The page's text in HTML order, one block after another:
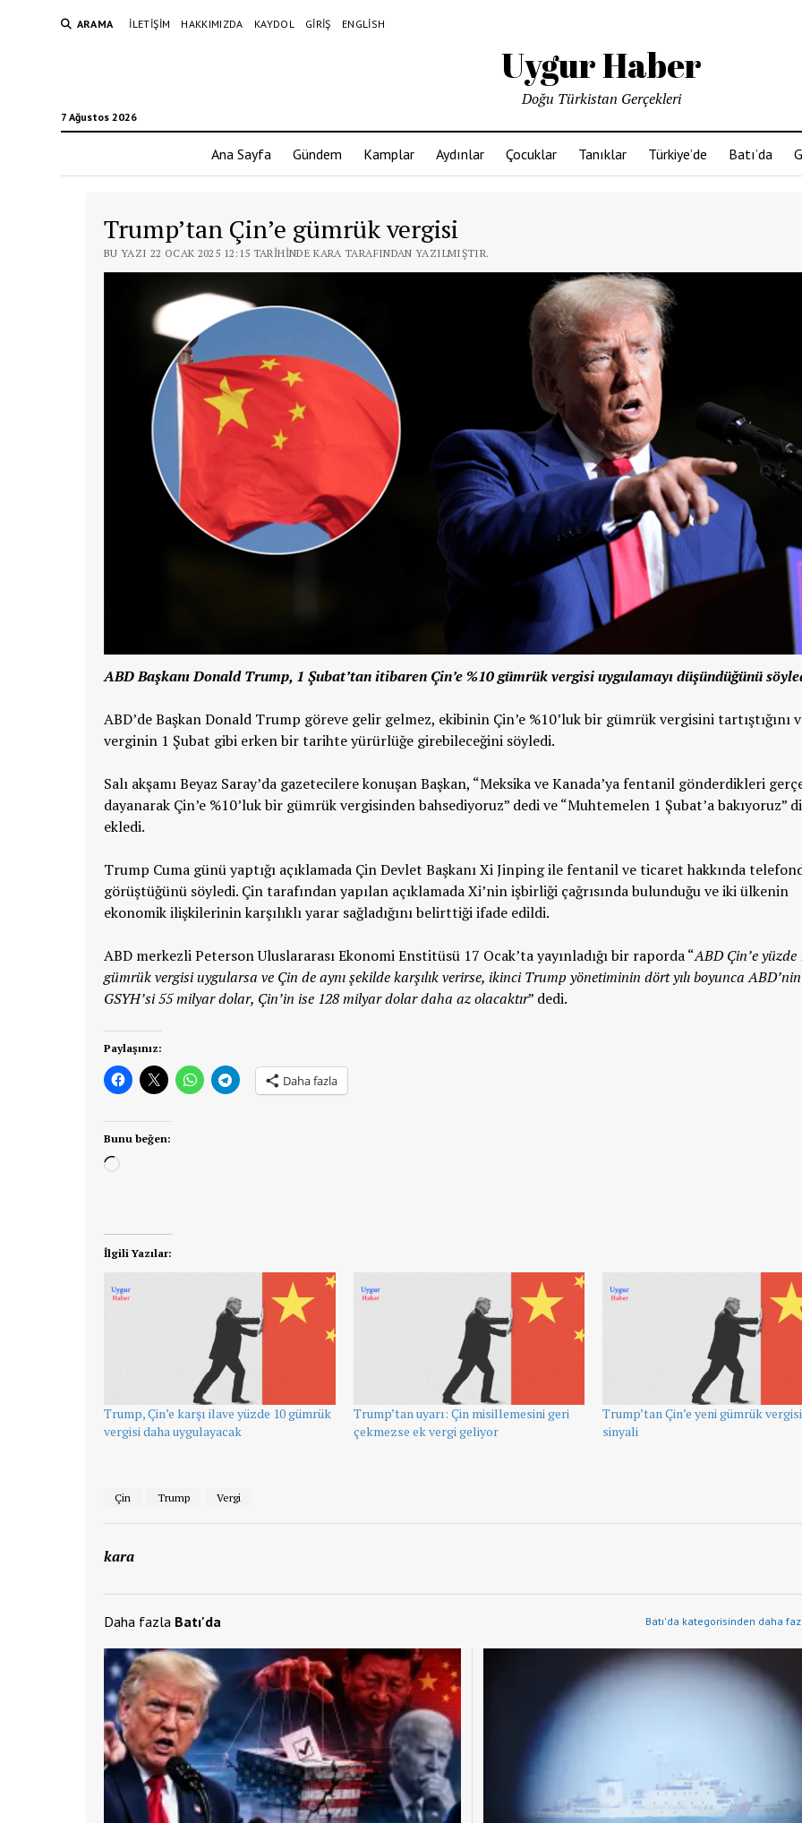
ARAMA İLETIŞIM HAKKIMIZDA KAYDOL GIRIŞ ENGLISH
Uygur Haber
7 Ağustos 2026
Doğu Türkistan Gerçekleri
Ana Sayfa Gündem Kamplar Aydınlar Çocuklar Tanıklar Türkiye’de Batı’da
Trump’tan Çin’e gümrük vergisi
BU YAZI 22 OCAK 2025 12:15 TARIHINDE KARA TARAFINDAN YAZILMIŞTIR.
ABD Başkanı Donald Trump, 1 Şubat’tan itibaren Çin’e %10 gümrük vergisi uygulamayı düşündüğünü
ABD’de Başkan Donald Trump göreve gelir gelmez, ekibinin Çin’e %10’luk bir gümrük vergisini tartıştığını
verginin 1 Şubat gibi erken bir tarihte yürürlüğe girebileceğini söyledi.
Salı akşamı Beyaz Saray’da gazetecilere konuşan Başkan, “Meksika ve Kanada’ya fentanil gönderdikleri
dayanarak Çin’e %10’luk bir gümrük vergisinden bahsediyoruz” dedi ve “Muhtemelen 1 Şubat’a bakıyoruz”
ekledi.
Trump Cuma günü yaptığı açıklamada Çin Devlet Başkanı Xi Jinping ile fentanil ve ticaret hakkında
görüştüğünü söyledi. Çin tarafından yapılan açıklamada Xi’nin işbirliği çağrısında bulunduğu ve iki ülkenin
ekonomik ilişkilerinin karşılıklı yarar sağladığını belirttiği ifade edildi.
ABD merkezli Peterson Uluslararası Ekonomi Enstitüsü 17 Ocak’ta yayınladığı bir raporda “ABD Çin’e yüzde
gümrük vergisi uygularsa ve Çin de aynı şekilde karşılık verirse, ikinci Trump yönetiminin dört yılı boyunca ABD’nin
GSYH’si 55 milyar dolar, Çin’in ise 128 milyar dolar daha az olacaktır” dedi.
Paylaşınız:
Daha fazla
Bunu beğen:
Yükleniyor...
İlgili Yazılar:
Trump, Çin’e karşı ilave yüzde 10 gümrük
vergisi daha uygulayacak
Trump’tan uyarı: Çin misillemesini geri
çekmezse ek vergi geliyor
Trump’tan Çin’e yeni gümrük vergisi
sinyali
Çin Trump Vergi
kara
Daha fazla Batı'da Batı'da kategorisinden daha